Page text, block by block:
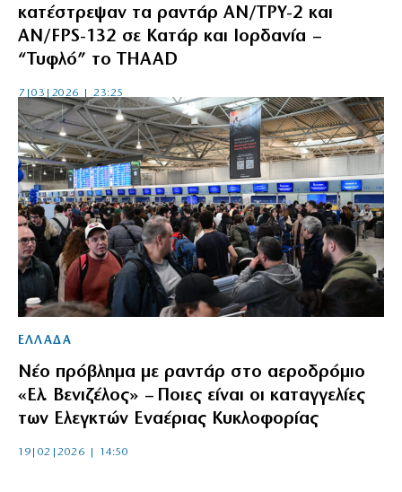
κατέστρεψαν τα ραντάρ AN/TPY-2 και
AN/FPS-132 σε Κατάρ και Ιορδανία –
“Τυφλό” το THAAD
7|03|2026 | 23:25
ΕΛΛΑΔΑ
Νέο πρόβλημα με ραντάρ στο αεροδρόμιο
«Ελ. Βενιζέλος» – Ποιες είναι οι καταγγελίες
των Ελεγκτών Εναέριας Κυκλοφορίας
19|02|2026 | 14:50